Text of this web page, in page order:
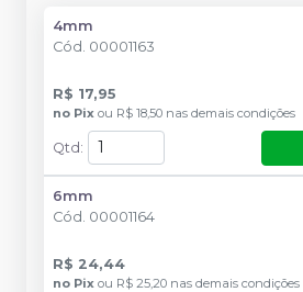
4mm
Cód. 00001163
R$ 17,95
no Pix ou R$ 18,50 nas demais condições
Qtd :
6mm
Cód. 00001164
R$ 24,44
no Pix ou R$ 25,20 nas demais condições